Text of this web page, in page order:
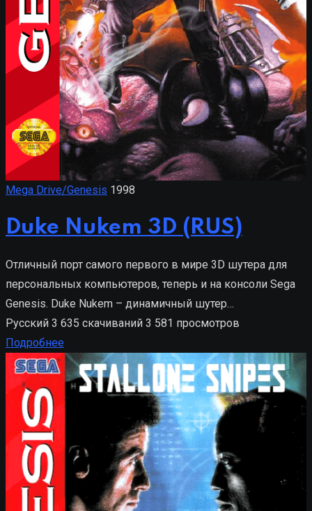
Mega Drive/Genesis 1998
Duke Nukem 3D (RUS)
Отличный порт самого первого в мире 3D шутера для
персональных компьютеров, теперь и на консоли Sega
Genesis. Duke Nukem – динамичный шутер…
Русский 3 635 скачиваний 3 581 просмотров
Подробнее